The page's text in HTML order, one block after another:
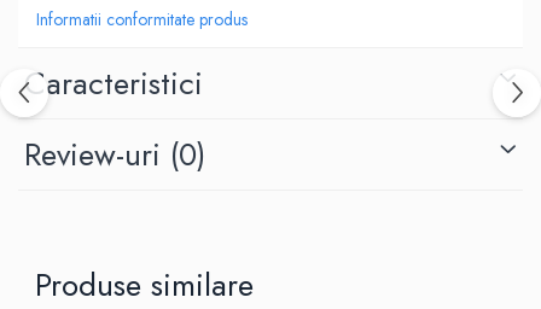
Informatii conformitate produs
Caracteristici
Review-uri (0)
Produse similare